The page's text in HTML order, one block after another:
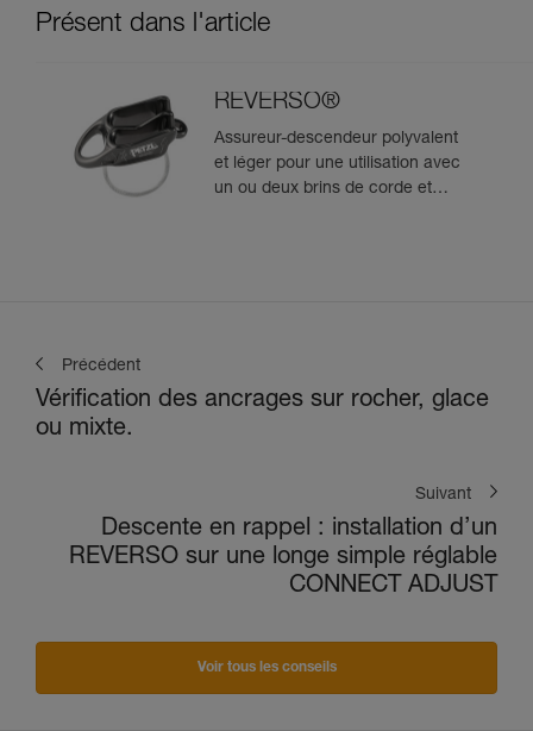
Présent dans l'article
REVERSO®
Assureur-descendeur polyvalent
et léger pour une utilisation avec
un ou deux brins de corde et
Précédent
Vérification des ancrages sur rocher, glace
ou mixte.
Suivant
Descente en rappel : installation d’un
REVERSO sur une longe simple réglable
CONNECT ADJUST
Voir tous les conseils